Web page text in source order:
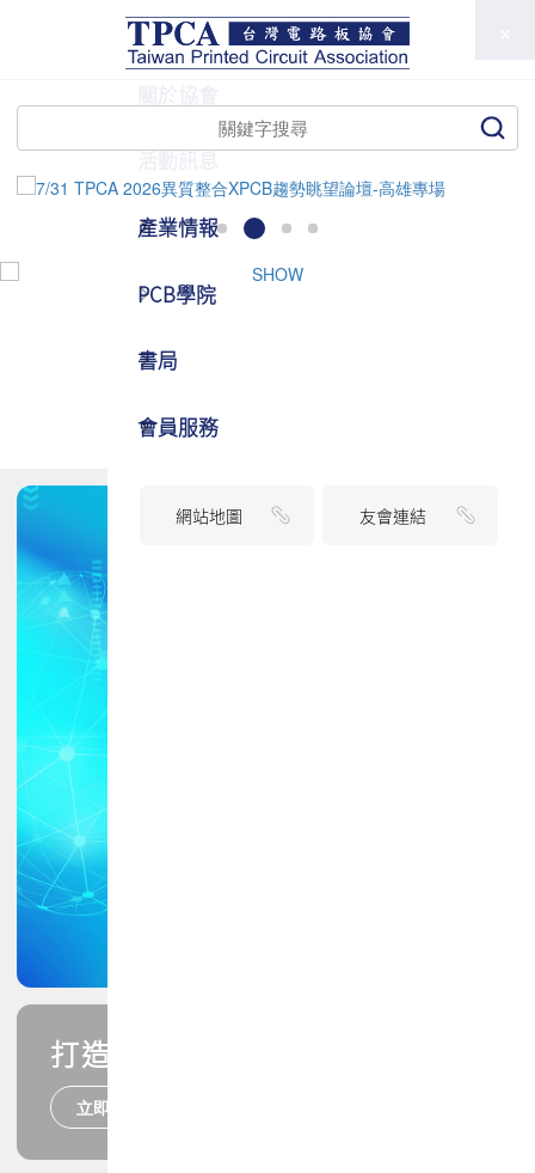
打造您的PCB專業技能
立即報名
TPCA
活動訊息
產業情報
PCB學院
書局
會員服務
網站地圖 友會連結